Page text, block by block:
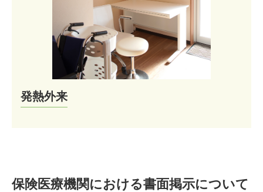
発熱外来
保険医療機関における書面掲示について